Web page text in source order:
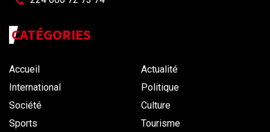
CATÉGORIES
Accueil
Actualité
International
Politique
Société
Culture
Sports
Tourisme